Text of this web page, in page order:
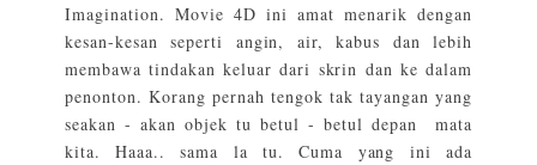
Imagination. Movie 4D ini amat menarik dengan
kesan-kesan seperti angin, air, kabus dan lebih
membawa tindakan keluar dari skrin dan ke dalam
penonton. Korang pernah tengok tak tayangan yang
seakan - akan objek tu betul - betul depan mata
kita. Haaa.. sama la tu. Cuma yang ini ada